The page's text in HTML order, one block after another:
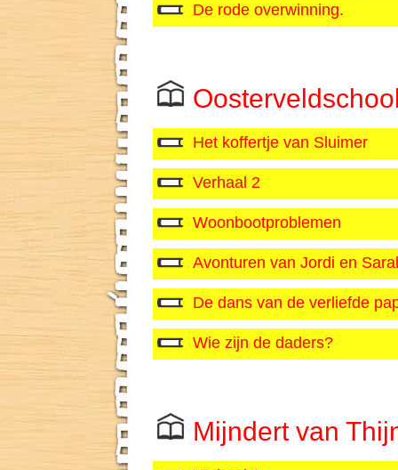
De rode overwinning.
Het koffertje van Sluimer
Verhaal 2
Woonbootproblemen
Avonturen van Jordi en
De dans van de verliefde
Wie zijn de daders?
Mijndert van